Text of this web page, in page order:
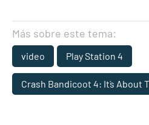
Más sobre este tema:
video Play Station 4
Crash Bandicoot 4: It´s About